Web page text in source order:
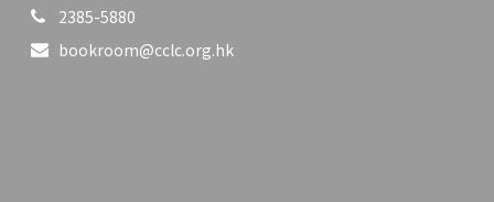
2385-5880
bookroom@cclc.org.hk